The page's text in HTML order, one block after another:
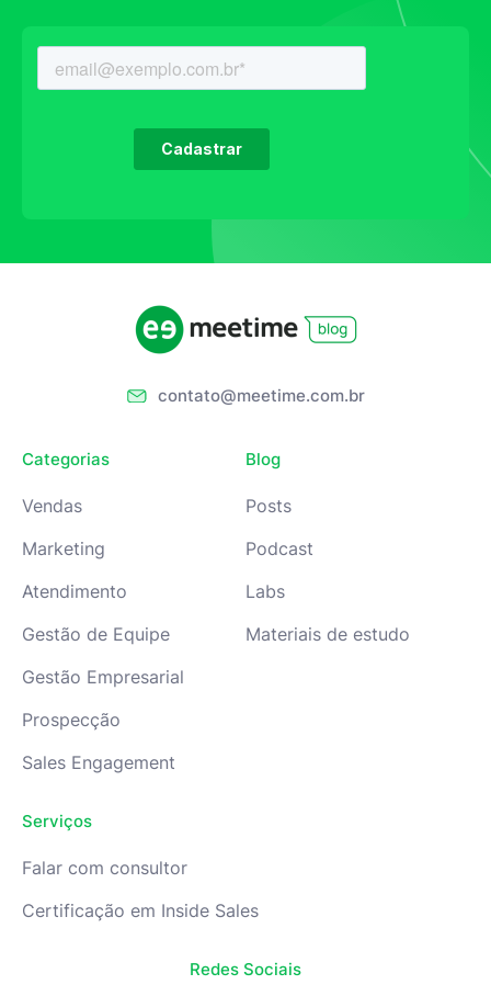
contato@meetime.com.br
Categorias
Vendas
Marketing
Atendimento
Gestão de Equipe
Gestão Empresarial
Prospecção
Sales Engagement
Blog
Posts
Podcast
Labs
Materiais de estudo
Serviços
Falar com consultor
Certificação em Inside Sales
Redes Sociais